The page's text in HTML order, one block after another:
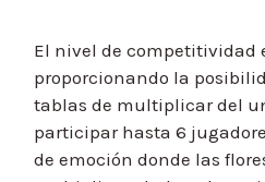
El nivel de competitividad
proporcionando la
tablas de multiplicar del
participar hasta 6
de emoción donde las